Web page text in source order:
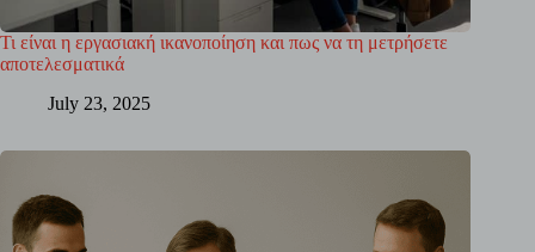
Τι είναι η εργασιακή ικανοποίηση και πως να τη μετρήσετε
αποτελεσματικά
July 23, 2025